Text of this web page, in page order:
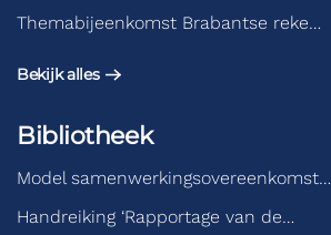
Themabijeenkomst Brabantse reke…
Bekijk alles
Bibliotheek
Model samenwerkingsovereenkomst…
Handreiking ‘Rapportage van de…